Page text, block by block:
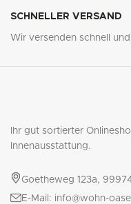
SCHNELLER VERSAND
Wir versenden schnell
Ihr gut sortierter
Innenausstattung.
Goetheweg 123a,
E-Mail: info@wohn-